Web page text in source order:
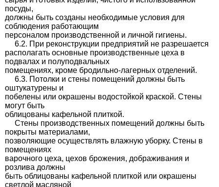
посуды,
должны быть созданы необходимые условия для
соблюдения работающим
персоналом производственной и личной гигиены.
6.2. При реконструкции предприятий не разрешается
располагать основные производственные цеха в
подвалах и полуподвальных
помещениях, кроме бродильно-лагерных отделений.
6.3. Потолки и стены помещений должны быть
оштукатурены и
побелены или окрашены водостойкой краской. Стены
могут быть
облицованы кафельной плиткой.
Стены производственных помещений должны быть
покрыты материалами,
позволяющие осуществлять влажную уборку. Стены в
помещениях
варочного цеха, цехов брожения, дображивания и
розлива должны
быть облицованы кафельной плиткой или окрашены
светлой масляной